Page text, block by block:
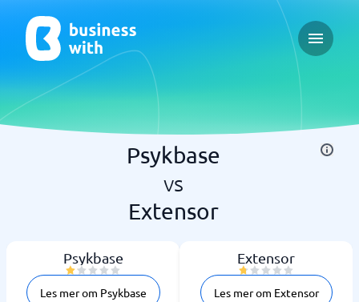
Open
Psykbase
vs
Extensor
Psykbase
Les mer om Psykbase
Extensor
Les mer om Extensor